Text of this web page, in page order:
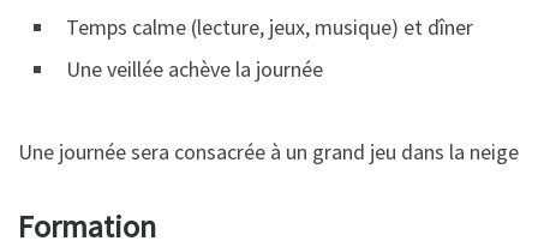
Temps calme (lecture, jeux, musique) et dîner
Une veillée achève la journée
Une journée sera consacrée à un grand jeu dans la neige
Formation